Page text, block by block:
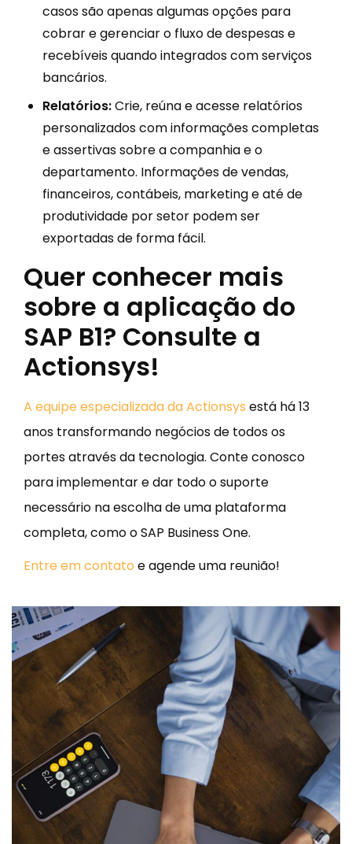
casos são apenas algumas opções para
cobrar e gerenciar o fluxo de despesas e
recebíveis quando integrados com serviços
bancários.
Relatórios:Crie, reúna e acesse relatórios
personalizados com informações completas
e assertivas sobre a companhia e o
departamento. Informações de vendas,
financeiros, contábeis, marketing e até de
produtividade por setor podem ser
exportadas de forma fácil.
Quer conhecer mais
sobre a aplicação do
SAP B1? Consulte a
Actionsys!
A equipe especializada da Actionsys está há 13
anos transformando negócios de todos os
portes através da tecnologia. Conte conosco
para implementar e dar todo o suporte
necessário na escolha de uma plataforma
completa, como o SAP Business One.
Entre em contato e agende uma reunião!